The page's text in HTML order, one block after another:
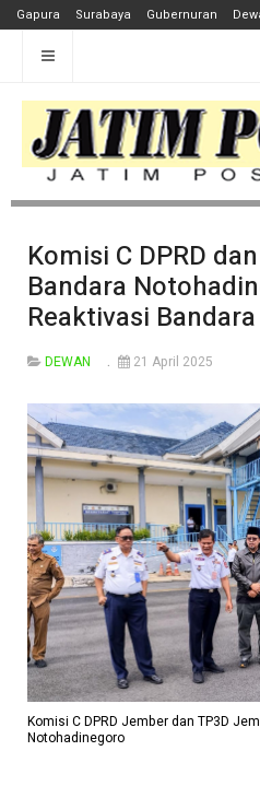
Gapura Surabaya Gubernuran
Komisi C DPRD
Bandara
Reaktivasi Bandara
DEWAN 21 April 2025
Komisi C DPRD Jember dan TP3D
Notohadinegoro